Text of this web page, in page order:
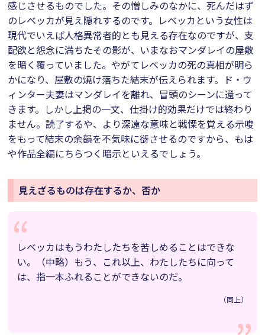
感じさせるものでした。その憎しみのなかに、死んだはず
のレベッカが見え隠れするのです。レベッカという女性は
現代でいえば人格異常者的とも見える存在なのですが、支
配欲と怨念に満ちたその影が、いまなおマンダレイの屋敷
を暗く覆っていました。やがてレベッカの死の真相が明ら
かになり、屋敷の焼け落ちた結末が伝えられます。ド・ウ
ィンター夫妻はマンダレイを離れ、冒頭のシーンに還って
きます。しかし上掲の一文、仕掛け的効果だけでは終わり
ません。読了するや、より深遠な意味と戦慄を覚える示唆
をもって結末の余韻を不気味に谺させるのですから、もは
や作品全編にちらつく暗示といえるでしょう。
見えざるものは存在するか、否か
レベッカはもうわたしたちを苦しめることはできな
い。（中略）もう、これ以上、わたしたちに向って
は、指一本ふれることができないのだ。
（同上）